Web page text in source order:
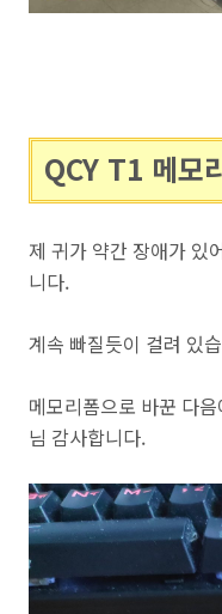
QCY T1 메모
제 귀가 약간 장애가 있
니다.
계속 빠질듯이 걸려 있
메모리폼으로 바꾼 다
님 감사합니다.